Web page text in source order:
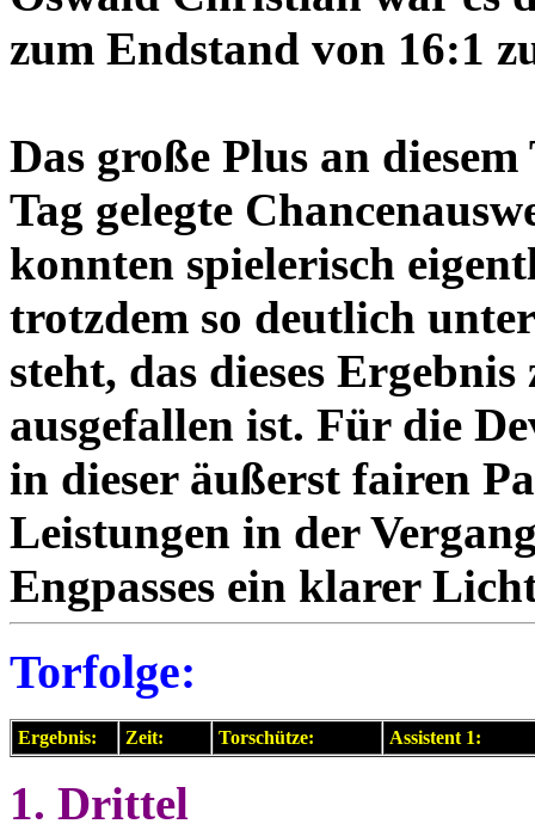
zum Endstand von 16:1
Das große Plus an
Tag gelegte
konnten spielerisch
trotzdem so deutlich
steht, das dieses
ausgefallen ist. Für die
in dieser äußerst fairen
Leistungen in der
Engpasses ein klarer
Torfolge:
Ergebnis: Zeit: Torschütze: Assistent 1:
1. Drittel